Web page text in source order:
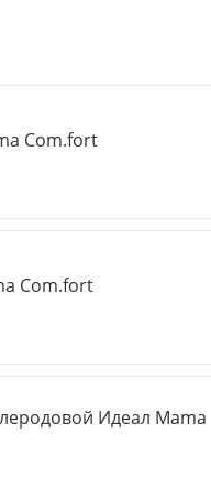
Com.fort
Com.fort
Идеал Mama